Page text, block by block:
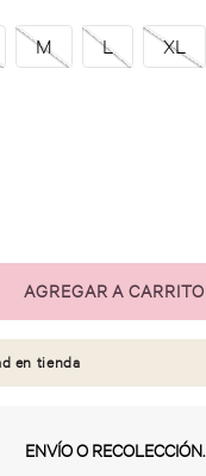
M L XL
en tienda
ENVÍO O RECOLECCIÓN.